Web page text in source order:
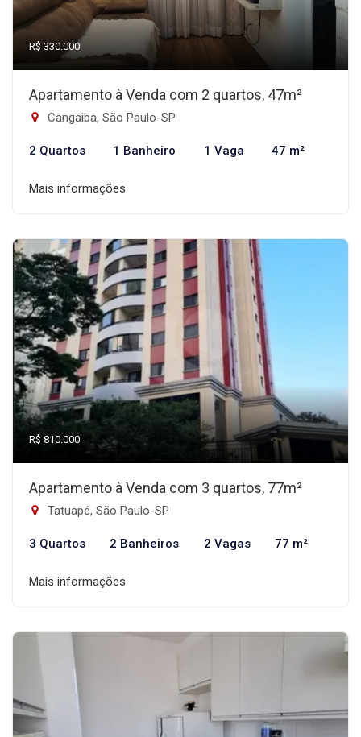
R$ 330.000
Apartamento à Venda com 2 quartos, 47m²
Cangaiba, São Paulo-SP
2 Quartos 1 Banheiro 1 Vaga 47 m²
Mais informações
R$ 810.000
Apartamento à Venda com 3 quartos, 77m²
Tatuapé, São Paulo-SP
3 Quartos 2 Banheiros 2 Vagas 77 m²
Mais informações